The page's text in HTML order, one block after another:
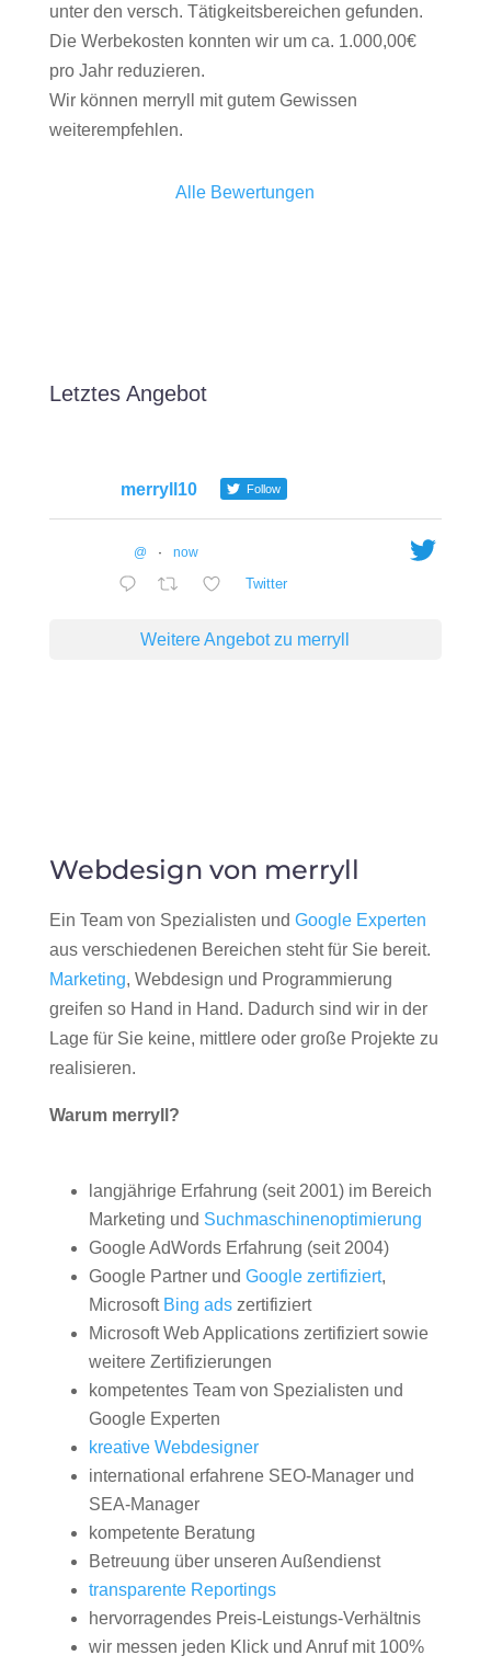
unter den versch. Tätigkeitsbereichen gefunden.
Die Werbekosten konnten wir um ca. 1.000,00€
pro Jahr reduzieren.
Wir können merryll mit gutem Gewissen
weiterempfehlen.
Alle Bewertungen
Letztes Angebot
merryll10 Follow
@ · now
Twitter
Weitere Angebot zu merryll
Webdesign von merryll
Ein Team von Spezialisten und Google Experten
aus verschiedenen Bereichen steht für Sie bereit.
Marketing, Webdesign und Programmierung
greifen so Hand in Hand. Dadurch sind wir in der
Lage für Sie keine, mittlere oder große Projekte zu
realisieren.
Warum merryll?
langjährige Erfahrung (seit 2001) im Bereich
Marketing und Suchmaschinenoptimierung
Google AdWords Erfahrung (seit 2004)
Google Partner und Google zertifiziert,
Microsoft Bing adszertifiziert
Microsoft Web Applications zertifiziert sowie
weitere Zertifizierungen
kompetentes Team von Spezialisten und
Google Experten
kreative Webdesigner
international erfahrene SEO-Manager und
SEA-Manager
kompetente Beratung
Betreuung über unseren Außendienst
transparente Reportings
hervorragendes Preis-Leistungs-Verhältnis
wir messen jeden Klick und Anruf mit 100%